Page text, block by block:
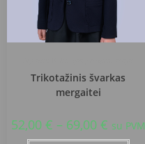
Trikotažinis švarkas
mergaitei
52,00 € – 69,00 € su PVM